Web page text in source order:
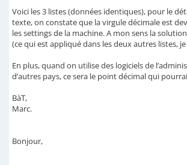
Voici les 3 listes (données identiques), pour le
texte, on constate que la virgule décimale est
les settings de la machine. A mon sens la
(ce qui est appliqué dans les deux autres listes,
En plus, quand on utilise des logiciels de
d’autres pays, ce sera le point décimal qui
BàT,
Marc.
Bonjour,